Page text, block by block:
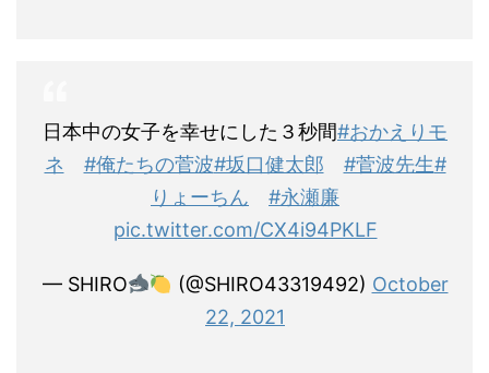
日本中の女子を幸せにした３秒間#おかえりモ
ネ
#俺たちの菅波#坂口健太郎 #菅波先生#
りょーちん
#永瀬廉
pic.twitter.com/CX4i94PKLF
— SHIRO (@SHIRO43319492) October
22, 2021